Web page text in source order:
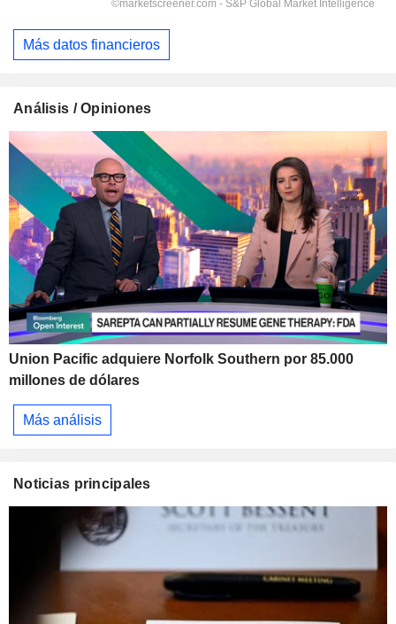
Más datos financieros
Análisis / Opiniones
Union Pacific adquiere Norfolk Southern por 85.000
millones de dólares
Más análisis
Noticias principales